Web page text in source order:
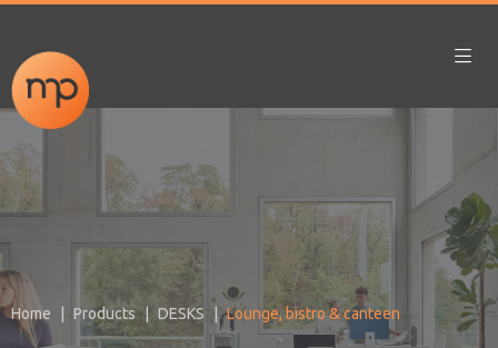
Home Products DESKS Lounge, bistro & canteen